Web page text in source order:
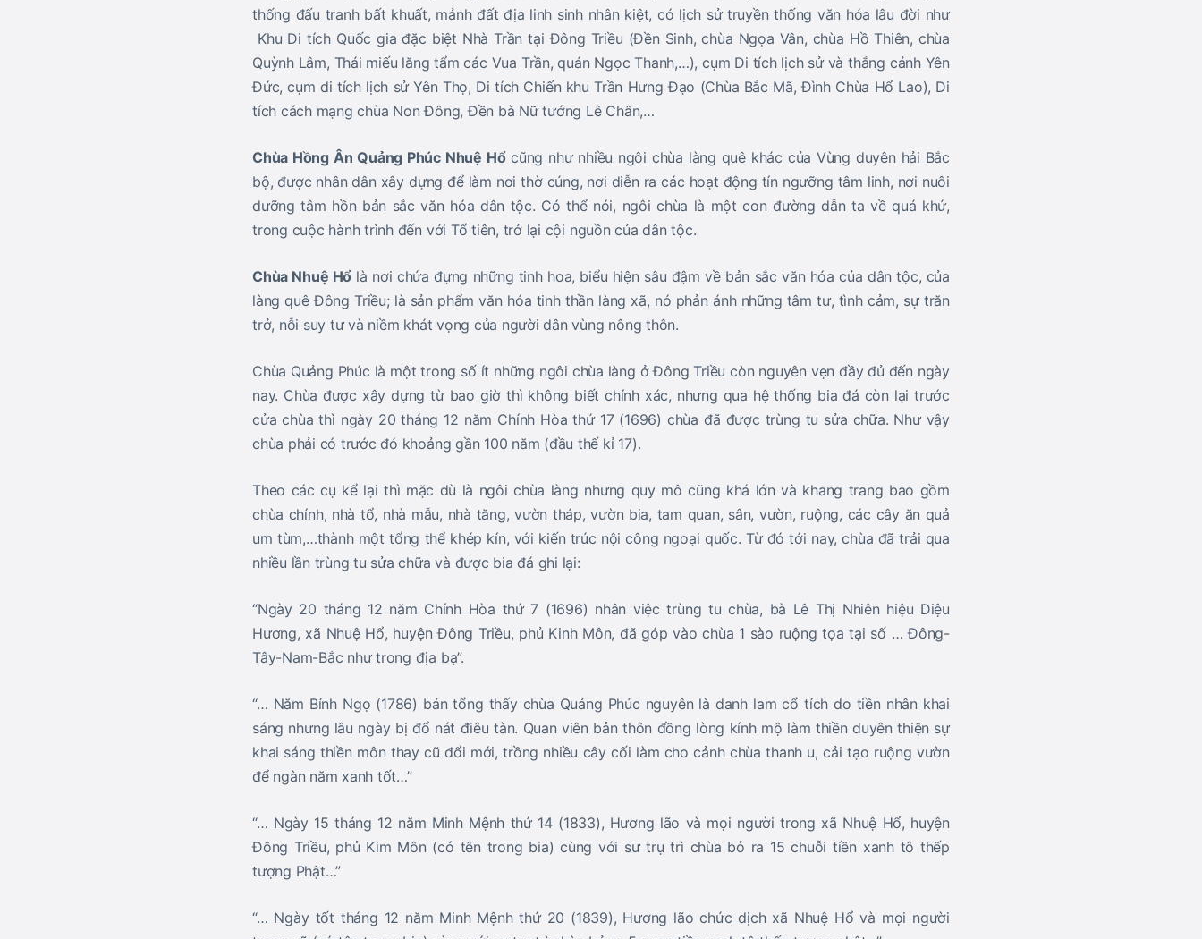
thống đấu tranh bất khuất, mảnh đất địa linh sinh nhân kiệt, có lịch sử truyền thống văn hóa lâu đời như
Khu Di tích Quốc gia đặc biệt Nhà Trần tại Đông Triều (Đền Sinh, chùa Ngọa Vân, chùa Hồ Thiên, chùa
Quỳnh Lâm, Thái miếu lăng tẩm các Vua Trần, quán Ngọc Thanh,…), cụm Di tích lịch sử và thắng cảnh Yên
Đức, cụm di tích lịch sử Yên Thọ, Di tích Chiến khu Trần Hưng Đạo (Chùa Bắc Mã, Đình Chùa Hổ Lao), Di
tích cách mạng chùa Non Đông, Đền bà Nữ tướng Lê Chân,…
Chùa Hồng Ân Quảng Phúc Nhuệ Hổcũng như nhiều ngôi chùa làng quê khác của Vùng duyên hải Bắc
bộ, được nhân dân xây dựng để làm nơi thờ cúng, nơi diễn ra các hoạt động tín ngưỡng tâm linh, nơi nuôi
dưỡng tâm hồn bản sắc văn hóa dân tộc. Có thể nói, ngôi chùa là một con đường dẫn ta về quá khứ,
trong cuộc hành trình đến với Tổ tiên, trở lại cội nguồn của dân tộc.
Chùa Nhuệ Hổ là nơi chứa đựng những tinh hoa, biểu hiện sâu đậm về bản sắc văn hóa của dân tộc, của
làng quê Đông Triều; là sản phẩm văn hóa tinh thần làng xã, nó phản ánh những tâm tư, tình cảm, sự trăn
trở, nỗi suy tư và niềm khát vọng của người dân vùng nông thôn.
Chùa Quảng Phúc là một trong số ít những ngôi chùa làng ở Đông Triều còn nguyên vẹn đầy đủ đến ngày
nay. Chùa được xây dựng từ bao giờ thì không biết chính xác, nhưng qua hệ thống bia đá còn lại trước
cửa chùa thì ngày 20 tháng 12 năm Chính Hòa thứ 17 (1696) chùa đã được trùng tu sửa chữa. Như vậy
chùa phải có trước đó khoảng gần 100 năm (đầu thế kỉ 17).
Theo các cụ kể lại thì mặc dù là ngôi chùa làng nhưng quy mô cũng khá lớn và khang trang bao gồm
chùa chính, nhà tổ, nhà mẫu, nhà tăng, vườn tháp, vườn bia, tam quan, sân, vườn, ruộng, các cây ăn quả
um tùm,…thành một tổng thể khép kín, với kiến trúc nội công ngoại quốc. Từ đó tới nay, chùa đã trải qua
nhiều lần trùng tu sửa chữa và được bia đá ghi lại:
“Ngày 20 tháng 12 năm Chính Hòa thứ 7 (1696) nhân việc trùng tu chùa, bà Lê Thị Nhiên hiệu Diệu
Hương, xã Nhuệ Hổ, huyện Đông Triều, phủ Kinh Môn, đã góp vào chùa 1 sào ruộng tọa tại số … Đông-
Tây-Nam-Bắc như trong địa bạ”.
“… Năm Bính Ngọ (1786) bản tổng thấy chùa Quảng Phúc nguyên là danh lam cổ tích do tiền nhân khai
sáng nhưng lâu ngày bị đổ nát điêu tàn. Quan viên bản thôn đồng lòng kính mộ làm thiền duyên thiện sự
khai sáng thiền môn thay cũ đổi mới, trồng nhiều cây cối làm cho cảnh chùa thanh u, cải tạo ruộng vườn
để ngàn năm xanh tốt…”
“… Ngày 15 tháng 12 năm Minh Mệnh thứ 14 (1833), Hương lão và mọi người trong xã Nhuệ Hổ, huyện
Đông Triều, phủ Kim Môn (có tên trong bia) cùng với sư trụ trì chùa bỏ ra 15 chuỗi tiền xanh tô thếp
tượng Phật…”
“… Ngày tốt tháng 12 năm Minh Mệnh thứ 20 (1839), Hương lão chức dịch xã Nhuệ Hổ và mọi người